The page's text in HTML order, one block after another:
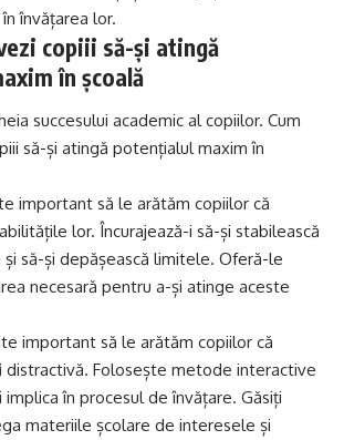
învățarea lor.
copiii să-și atingă
în școală
succesului academic al copiilor. Cum
să-și atingă potențialul maxim în
important să le arătăm copiilor că
lor. Încurajează-i să-și stabilească
să-și depășească limitele. Oferă-le
necesară pentru a-și atinge aceste
important să le arătăm copiilor că
distractivă. Folosește metode interactive
în procesul de învățare. Găsiți
materiile școlare de interesele și